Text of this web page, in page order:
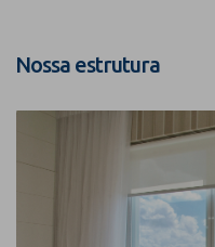
Nossa estrutura